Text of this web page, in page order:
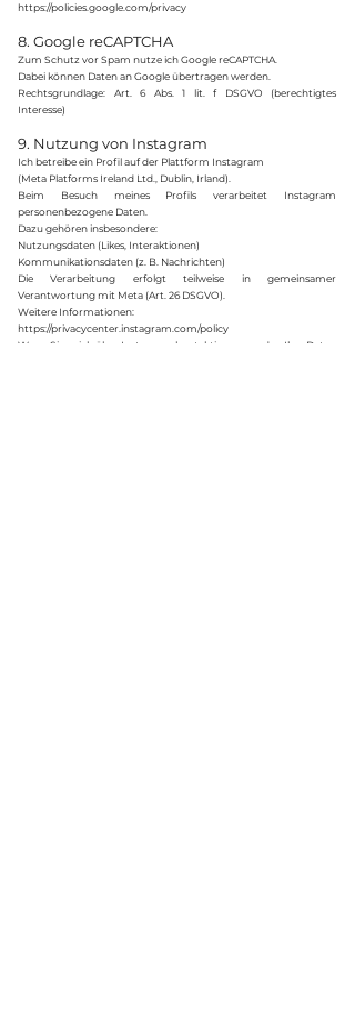
https://policies.google.com/privacy
8. Google reCAPTCHA
Zum Schutz vor Spam nutze ich Google reCAPTCHA.
Dabei können Daten an Google übertragen werden.
Rechtsgrundlage: Art. 6 Abs. 1 lit. f DSGVO (berechtigtes
Interesse)
9. Nutzung von Instagram
Ich betreibe ein Profil auf der Plattform Instagram
(Meta Platforms Ireland Ltd., Dublin, Irland).
Beim Besuch meines Profils verarbeitet Instagram
personenbezogene Daten.
Dazu gehören insbesondere:
Nutzungsdaten (Likes, Interaktionen)
Kommunikationsdaten (z. B. Nachrichten)
Die Verarbeitung erfolgt teilweise in gemeinsamer
Verantwortung mit Meta (Art. 26 DSGVO).
Weitere Informationen:
https://privacycenter.instagram.com/policy⁠
Wenn Sie mich über Instagram kontaktieren, werden Ihre Daten